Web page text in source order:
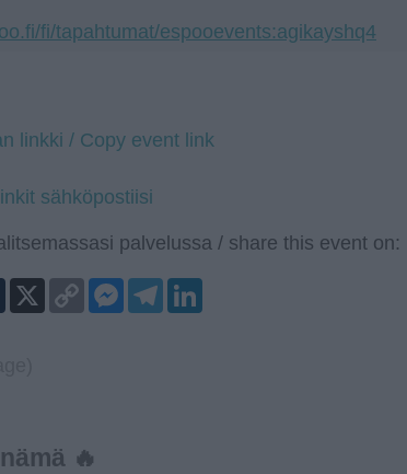
fi/tapahtumat/espooevents:agikayshq4
linkki / Copy event link
sähköpostiisi
palvelussa / share this event on:
Tumblr
Copy
Link
Messenger
Telegram
🔥